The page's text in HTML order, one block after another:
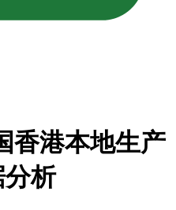
香港本地生产
析